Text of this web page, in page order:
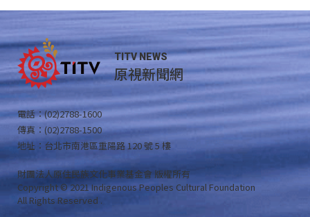
TITV NEWS
原視新聞網
電話：(02)2788-1600
傳真：(02)2788-1500
地址：台北市南港區重陽路 120 號 5 樓
財團法人原住民族文化事業基金會 版權所有
Copyright © 2021 Indigenous Peoples Cultural Foundation
All Rights Reserved .